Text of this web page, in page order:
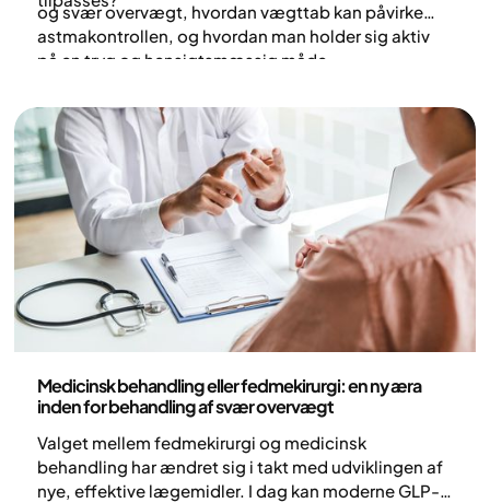
og svær overvægt, hvordan vægttab kan påvirke
astmakontrollen, og hvordan man holder sig aktiv
på en tryg og hensigtsmæssig måde.
Medicinsk behandling eller fedmekirurgi: en ny æra
inden for behandling af svær overvægt
Valget mellem fedmekirurgi og medicinsk
behandling har ændret sig i takt med udviklingen af
nye, effektive lægemidler. I dag kan moderne GLP-